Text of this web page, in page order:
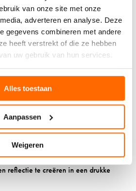
van onze site met onze
adverteren en analyse. Deze
gegevens combineren met andere
heeft verstrekt of die ze hebben
uw gebruik van hun services.
Alles toestaan
Aanpassen
Weigeren
DETOX EN
wereld is de behoefte aan
ooit.Mindfulness-cadeaus
aan een mooi dagboek,
een set kaarten met inspirerende
kan bestaan uit dingen die
leuker te maken: puzzels,
goed boek. Het doel is om
reflectie te creëren in een drukke